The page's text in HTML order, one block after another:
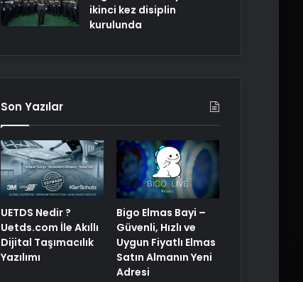
ikinci kez disiplin
kurulunda
Son Yazılar
UETDS Nedir ?
Uetds.com İle Akıllı
Dijital Taşımacılık
Yazılımı
Bigo Elmas Bayi –
Güvenli, Hızlı ve
Uygun Fiyatlı Elmas
Satın Almanın Yeni
Adresi